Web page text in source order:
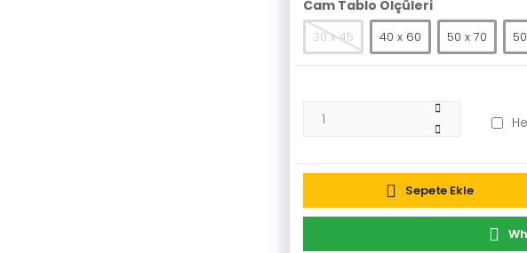
Cam Tablo Ölçüleri
30 x 45 40 x 60 50 x 70
Sepete Ekle